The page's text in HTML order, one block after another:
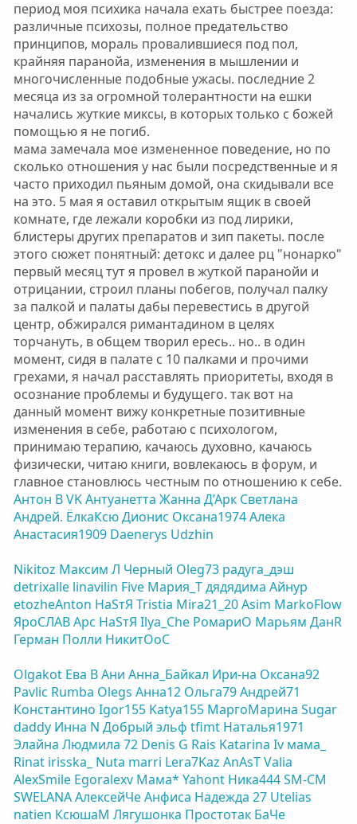
период моя психика начала ехать быстрее поезда:
различные психозы, полное предательство
принципов, мораль провалившиеся под пол,
крайняя паранойа, изменения в мышлении и
многочисленные подобные ужасы. последние 2
месяца из за огромной толерантности на ешки
начались жуткие миксы, в которых только с божей
помощью я не погиб.
мама замечала мое измененное поведение, но по
сколько отношения у нас были посредственные и я
часто приходил пьяным домой, она скидывали все
на это. 5 мая я оставил открытым ящик в своей
комнате, где лежали коробки из под лирики,
блистеры других препаратов и зип пакеты. после
этого сюжет понятный: детокс и далее рц "нонарко"
первый месяц тут я провел в жуткой паранойи и
отрицании, строил планы побегов, получал палку
за палкой и палаты дабы перевестись в другой
центр, обжирался римантадином в целях
торчануть, в общем творил ересь.. но.. в один
момент, сидя в палате с 10 палками и прочими
грехами, я начал расставлять приоритеты, входя в
осознание проблемы и будущего. так вот на
данный момент вижу конкретные позитивные
изменения в себе, работаю с психологом,
принимаю терапию, качаюсь духовно, качаюсь
физически, читаю книги, вовлекаюсь в форум, и
главное становлюсь честным по отношению к себе.
Антон ВVKАнтуанетта Жанна Д’Арк Светлана
Андрей. ЁлкаКсюДионис Оксана1974Алека
Анастасия1909 Daenerys Udzhin
Nikitoz Максим Л Черный Oleg73 радуга_дэш
detrixalle linavilin Five Мария_Тдядядима Айнур
etozheAnton НаSтЯ Tristia Mira21_20Asim MarkoFlow
ЯроСЛАBАрс НаSтЯ Ilya_Che РомариО Марьям ДанR
Герман Полли НикитОоС
Olgakot Ева ВАни Анна_Байкал Ири-на Оксана92
Pavlic Rumba Olegs Анна12 Ольга79Андрей71
Константино Igor155 Katya155 МаргоМарина Sugar
daddy Инна N Добрый эльф tfimt Наталья1971
Элайна Людмила 72 Denis G Rais Katarina Iv мама_
Rinat irisska_ Nuta marri Lera7Kaz AnAsTValia
AlexSmile Egoralexv Мама* Yahont Ника444SМ-СМ
SWELANAАлексейЧеАнфиса Надежда 27 Utelias
natien КсюшаМ Лягушонка Простотак БаЧе